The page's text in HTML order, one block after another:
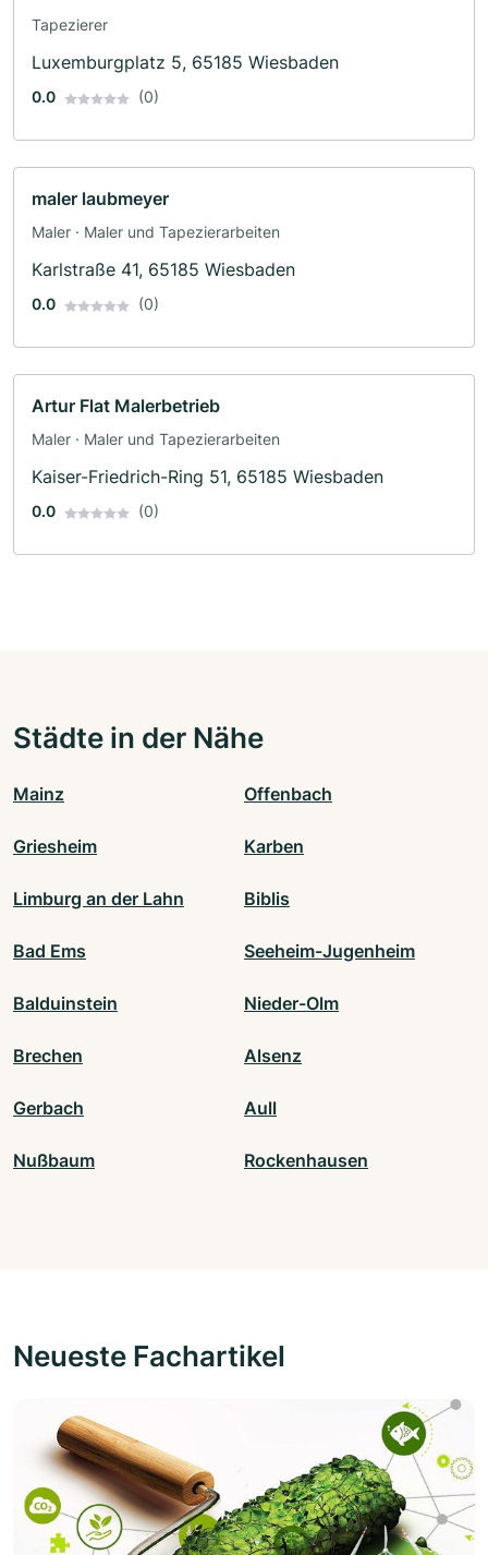
Tapezierer
Luxemburgplatz 5, 65185 Wiesbaden
0.0 (0)
maler laubmeyer
Maler · Maler und Tapezierarbeiten
Karlstraße 41, 65185 Wiesbaden
0.0 (0)
Artur Flat Malerbetrieb
Maler · Maler und Tapezierarbeiten
Kaiser-Friedrich-Ring 51, 65185 Wiesbaden
0.0 (0)
Städte in der Nähe
Mainz Offenbach
Griesheim Karben
Limburg an der Lahn Biblis
Bad Ems Seeheim-Jugenheim
Balduinstein Nieder-Olm
Brechen Alsenz
Gerbach Aull
Nußbaum Rockenhausen
Neueste Fachartikel